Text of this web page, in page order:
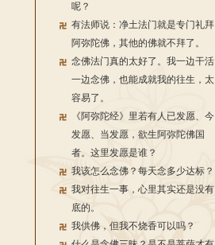
呢？
有法师说：净土法门就是专门礼拜
阿弥陀佛，其他的佛就不拜了。
念佛法门真的太好了。我一边干活
一边念佛，也能成就我的往生，太
容易了。
《阿弥陀经》里若有人已发愿、今
发愿、当发愿，欲生阿弥陀佛国
者。这里发愿是谁？
我该怎么念佛？每天念多少达标？
我对往生一事，心里其实还是没有
底的。
我供佛，但我不烧香可以吗？